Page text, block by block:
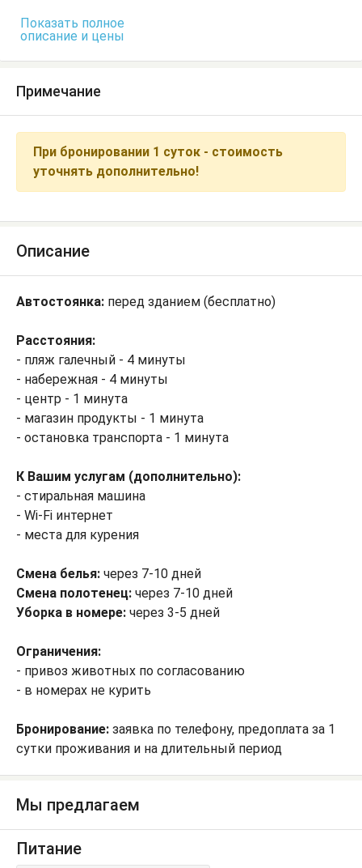
Показать полное
описание и цены
Примечание
При бронировании 1 суток - стоимость
уточнять дополнительно!
Описание
Автостоянка: перед зданием (бесплатно)
Расстояния:
- пляж галечный - 4 минуты
- набережная - 4 минуты
- центр - 1 минута
- магазин продукты - 1 минута
- остановка транспорта - 1 минута
К Вашим услугам (дополнительно):
- стиральная машина
- Wi-Fi интернет
- места для курения
Смена белья: через 7-10 дней
Смена полотенец: через 7-10 дней
Уборка в номере: через 3-5 дней
Ограничения:
- привоз животных по согласованию
- в номерах не курить
Бронирование: заявка по телефону, предоплата за 1
сутки проживания и на длительный период
Мы предлагаем
Питание